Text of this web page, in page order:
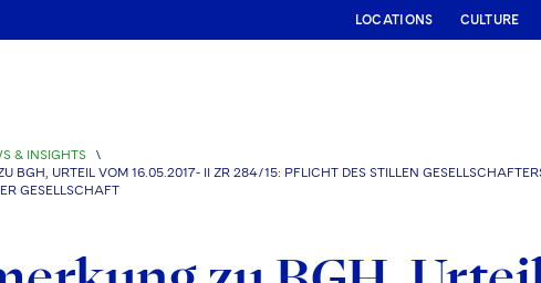
LOCATIONS CULTURE
& INSIGHTS
\
BGH, URTEIL VOM 16.05.2017- II ZR 284/15: PFLICHT DES STILLEN
GESELLSCHAFT